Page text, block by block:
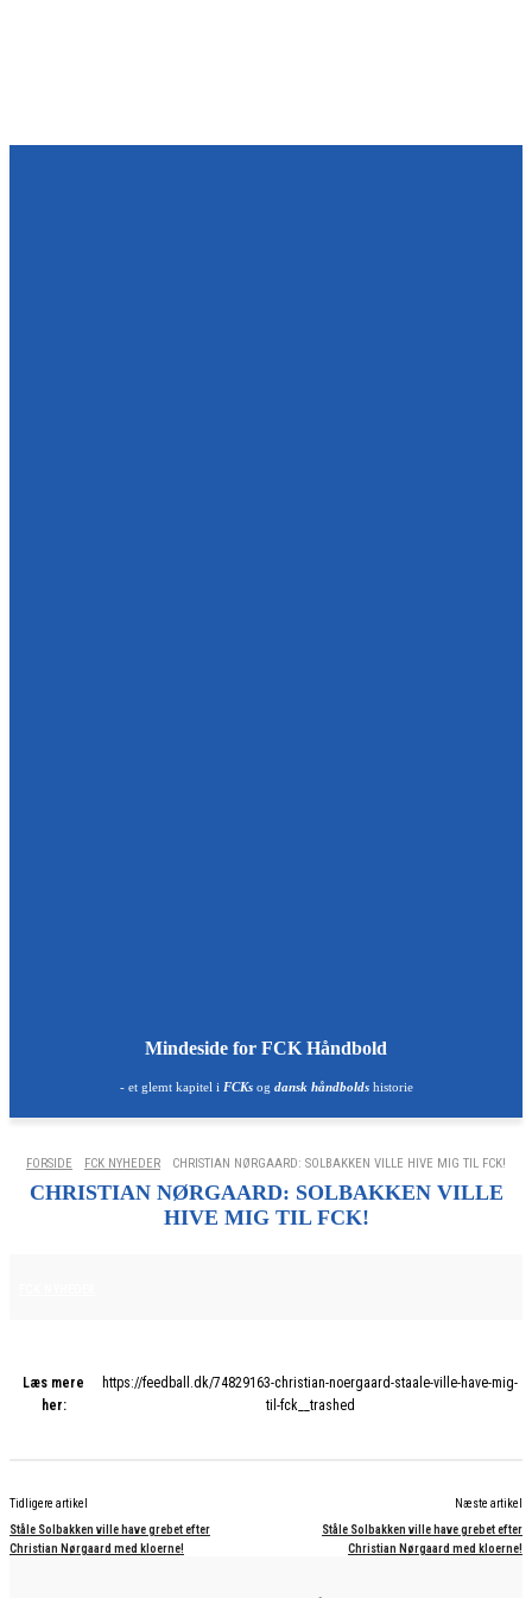
Mindeside for FCK Håndbold
- et glemt kapitel i FCKsog dansk håndboldshistorie
FORSIDE FCK NYHEDER CHRISTIAN NØRGAARD: SOLBAKKEN VILLE HIVE MIG TIL FCK!
CHRISTIAN NØRGAARD: SOLBAKKEN VILLE
HIVE MIG TIL FCK!
Læs mere
her:
https://feedball.dk/74829163-christian-noergaard-staale-ville-have-mig-
til-fck__trashed
Tidligere artikel
Ståle Solbakken ville have grebet efter
Christian Nørgaard med kloerne!
Næste artikel
Ståle Solbakken ville have grebet efter
Christian Nørgaard med kloerne!